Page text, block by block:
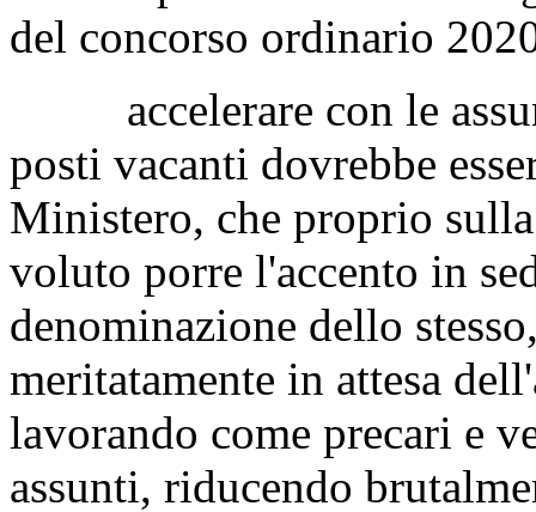
del concorso ordinario
accelerare con le
posti vacanti dovrebbe
Ministero, che proprio
voluto porre l'accento in
denominazione dello
meritatamente in attesa
lavorando come precari e
assunti, riducendo